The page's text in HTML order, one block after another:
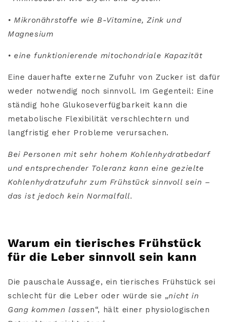
• Mikronährstoffe wie B-Vitamine, Zink und
Magnesium
• eine funktionierende mitochondriale Kapazität
Eine dauerhafte externe Zufuhr von Zucker ist dafür
weder notwendig noch sinnvoll. Im Gegenteil: Eine
ständig hohe Glukoseverfügbarkeit kann die
metabolische Flexibilität verschlechtern und
langfristig eher Probleme verursachen.
Bei Personen mit sehr hohem Kohlenhydratbedarf
und entsprechender Toleranz kann eine gezielte
Kohlenhydratzufuhr zum Frühstück sinnvoll sein –
das ist jedoch kein Normalfall.
Warum ein tierisches Frühstück
für die Leber sinnvoll sein kann
Die pauschale Aussage, ein tierisches Frühstück sei
schlecht für die Leber oder würde sie „nicht in
Gang kommen lassen“, hält einer physiologischen